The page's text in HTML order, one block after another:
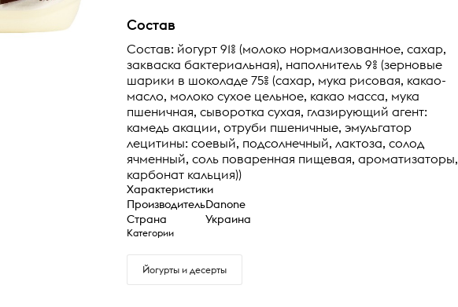
Состав
Состав: йогурт 91% (молоко нормализованное, сахар,
закваска бактериальная), наполнитель 9% (зерновые
шарики в шоколаде 75% (сахар, мука рисовая, какао-
масло, молоко сухое цельное, какао масса, мука
пшеничная, сыворотка сухая, глазирующий агент:
камедь акации, отруби пшеничные, эмульгатор
лецитины: соевый, подсолнечный, лактоза, солод
ячменный, соль поваренная пищевая, ароматизаторы,
карбонат кальция))
Характеристики
ПроизводительDanone
Страна
Украина
Категории
Йогурты и десерты